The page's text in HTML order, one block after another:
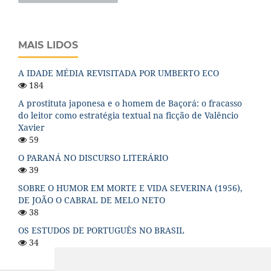
MAIS LIDOS
A IDADE MÉDIA REVISITADA POR UMBERTO ECO
184
A prostituta japonesa e o homem de Baçorá: o fracasso
do leitor como estratégia textual na ficção de Valêncio
Xavier
59
O PARANÁ NO DISCURSO LITERÁRIO
39
SOBRE O HUMOR EM MORTE E VIDA SEVERINA (1956),
DE JOÃO O CABRAL DE MELO NETO
38
OS ESTUDOS DE PORTUGUÊS NO BRASIL
34